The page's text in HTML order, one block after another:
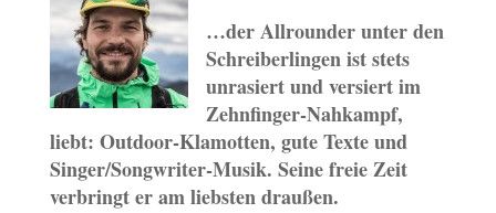
…der Allrounder unter den
Schreiberlingen ist stets
unrasiert und versiert im
Zehnfinger-Nahkampf,
liebt: Outdoor-Klamotten, gute Texte und
Singer/Songwriter-Musik. Seine freie Zeit
verbringt er am liebsten draußen.